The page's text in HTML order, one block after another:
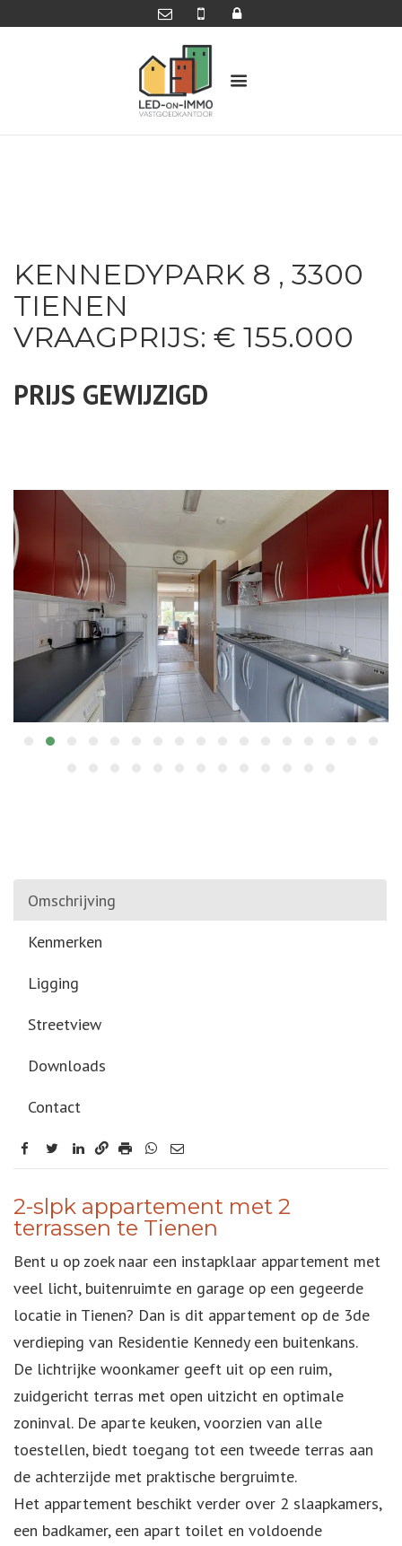
KENNEDYPARK 8 , 3300
TIENEN
VRAAGPRIJS: € 155.000
PRIJS GEWIJZIGD
Omschrijving
Kenmerken
Ligging
Streetview
Downloads
Contact
facebook
twitterlinkedin
OMSCHRIJVING
2-slpk appartement met 2
terrassen te Tienen
Bent u op zoek naar een instapklaar appartement met
veel licht, buitenruimte en garage op een gegeerde
locatie in Tienen? Dan is dit appartement op de 3de
verdieping van Residentie Kennedy een buitenkans.
De lichtrijke woonkamer geeft uit op een ruim,
zuidgericht terras met open uitzicht en optimale
zoninval. De aparte keuken, voorzien van alle
toestellen, biedt toegang tot een tweede terras aan
de achterzijde met praktische bergruimte.
Het appartement beschikt verder over 2 slaapkamers,
een badkamer, een apart toilet en voldoende